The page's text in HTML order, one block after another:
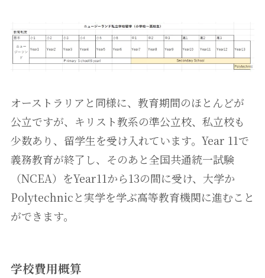
オーストラリアと同様に、教育期間のほとんどが
公立ですが、キリスト教系の準公立校、私立校も
少数あり、留学生を受け入れています。Year 11で
義務教育が終了し、そのあと全国共通統一試験
（NCEA）をYear11から13の間に受け、大学か
Polytechnicと実学を学ぶ高等教育機関に進むこと
ができます。
学校費用概算